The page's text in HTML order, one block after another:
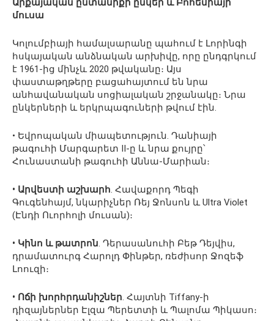
Արքայական ընտանիքի ընկեր և Բոհեմիայի
մուսա
Կոլումբիայի համալսարանը պահում է Լորինգի
հսկայական անձնական արխիվը, որը ընդգրկում
է 1961-ից մինչև 2020 թվականը։ Այս
փաստաթղթերը բացահայտում են նրա
անհավանական սոցիալական շրջանակը։ Նրա
ընկերների և երկրպագուների թվում էին.
• Եվրոպական միապետություն. Դանիայի
թագուհի Մարգարետ II-ը և նրա քույրը՝
Հունաստանի թագուհի Աննա-Մարիան։
• Արվեստի աշխարհ. Հավաքորդ Պեգի
Գուգենհայմ, նկարիչներ Ռեյ Ջոնսոն և Ultra Violet
(Էնդի Ուորհոլի մուսան)։
• Կինո և թատրոն. Դերասանուհի Բեթ Դեյվիս,
դրամատուրգ Հարոլդ Փինթեր, ռեժիսոր Ջոզեֆ
Լոուզի։
• Ոճի խորհրդանիշներ. Հայտնի Tiffany-ի
դիզայներներ Էլզա Պերետտի և Պալոմա Պիկասո։